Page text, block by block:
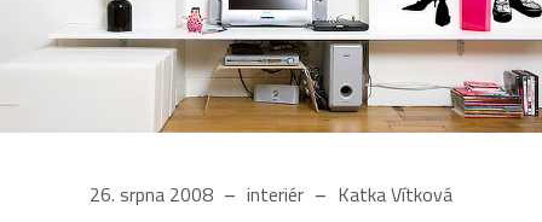
26. srpna 2008 interiér Katka Vítková